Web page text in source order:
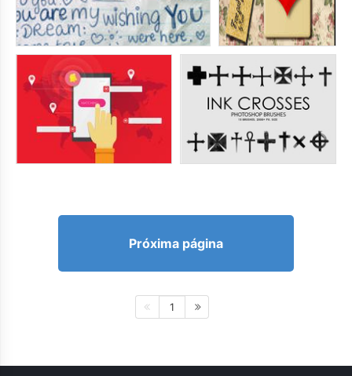
Próxima página
1